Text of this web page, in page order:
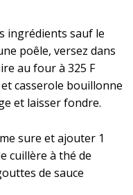
ingrédients sauf le
poêle, versez dans
au four à 325 F
casserole bouillonne
et laisser fondre.
sure et ajouter 1
cuillère à thé de
de sauce